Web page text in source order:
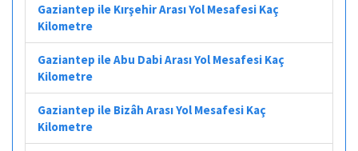
Gaziantep ile Kırşehir Arası Yol Mesafesi Kaç
Kilometre
Gaziantep ile Abu Dabi Arası Yol Mesafesi Kaç
Kilometre
Gaziantep ile Bizâh Arası Yol Mesafesi Kaç
Kilometre